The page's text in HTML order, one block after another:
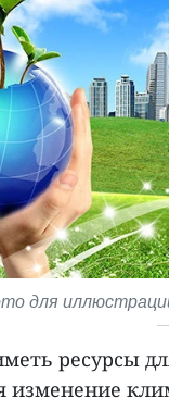
для
ресурсы